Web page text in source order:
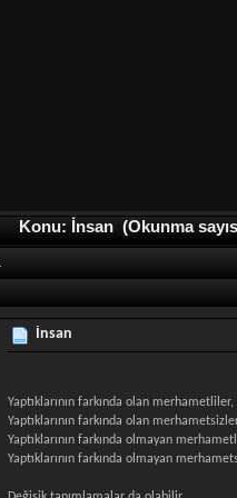
Konu: İnsan (Okunma
İnsan
Yaptıklarının farkında olan merhametliler,
Yaptıklarının farkında olan
Yaptıklarının farkında olmayan
Yaptıklarının farkında olmayan